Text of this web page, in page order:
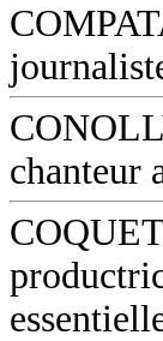
chanteur